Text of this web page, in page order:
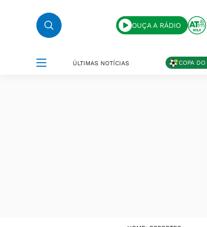
OUÇA A RÁDIO
ÚLTIMAS NOTÍCIAS COPA